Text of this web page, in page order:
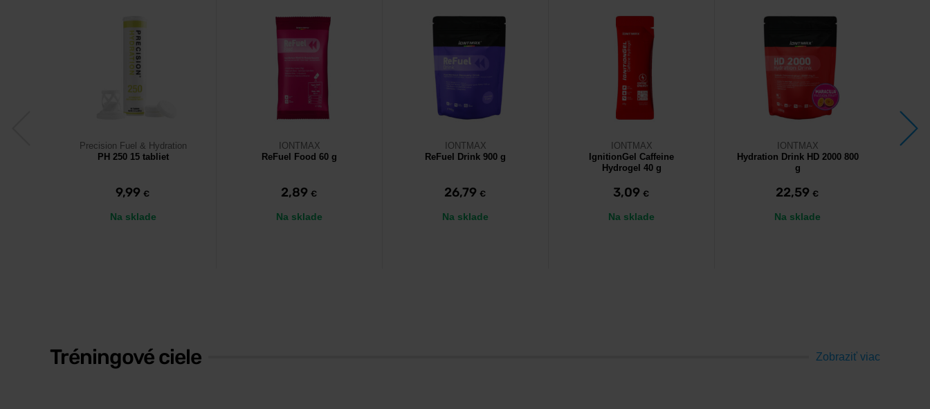
Precision Fuel & Hydration
PH 250 15 tabliet
9,99 €
Na sklade
IONTMAX
ReFuel Food 60 g
2,89 €
Na sklade
IONTMAX
ReFuel Drink 900 g
26,79 €
Na sklade
IONTMAX
IgnitionGel Caffeine
Hydrogel 40 g
3,09 €
Na sklade
IONTMAX
Hydration Drink HD 2000 800
g
22,59 €
Na sklade
Tréningové ciele Zobraziť viac